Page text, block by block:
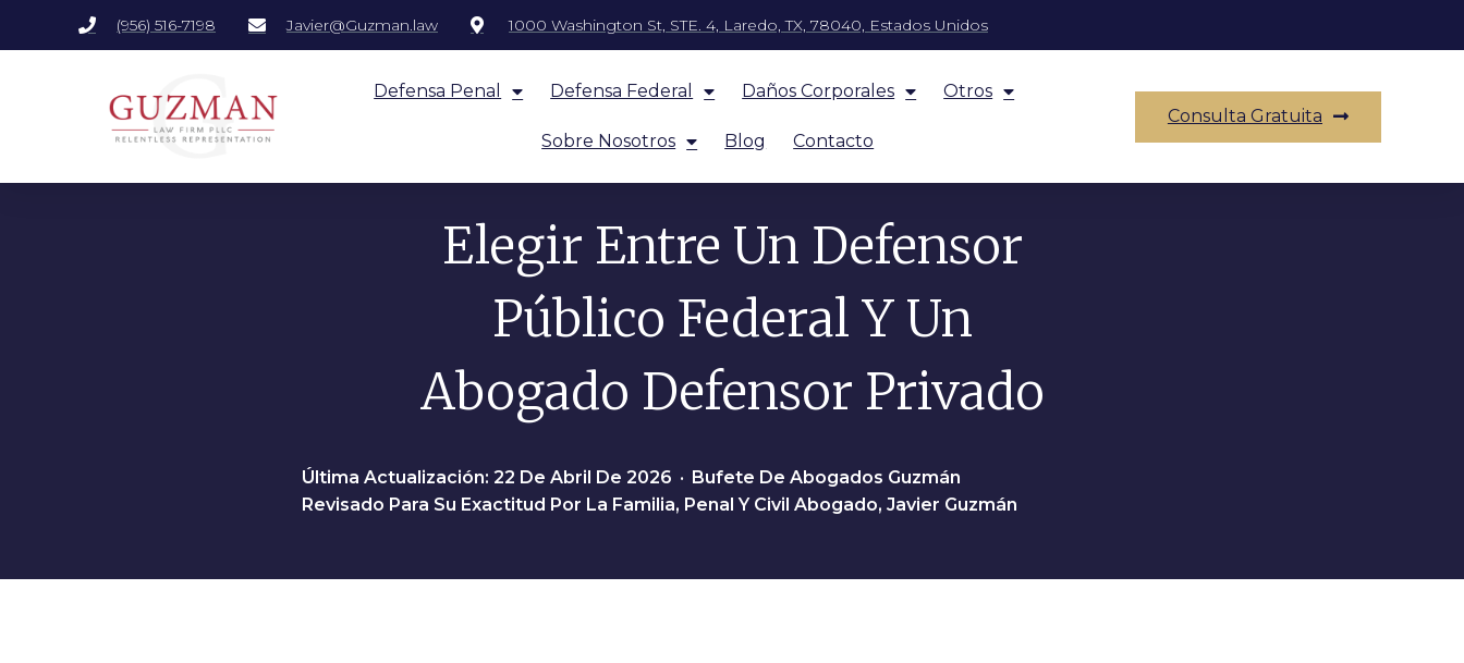
(956) 516-7198 Javier@Guzman.law 1000 Washington St, STE. 4, Laredo, TX, 78040, Estados Unidos
Defensa Penal Defensa Federal Daños Corporales Otros
Sobre Nosotros Blog Contacto
Consulta Gratuita
Elegir Entre Un Defensor
Público Federal Y Un
Abogado Defensor Privado
Última Actualización: 22 De Abril De 2026 • Bufete De Abogados Guzmán
Revisado Para Su Exactitud Por La Familia, Penal Y Civil Abogado, Javier Guzmán